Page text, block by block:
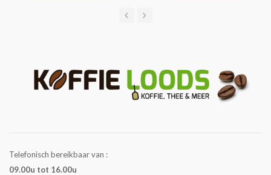
Telefonisch bereikbaar van :
09.00u tot 16.00u